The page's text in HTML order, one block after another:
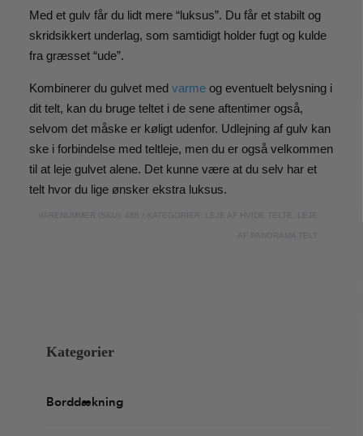
telt)
kr.
pr.
m2
antal
Med et gulv får du lidt mere “luksus”. Du får et stabilt og
skridsikkert underlag, som samtidigt holder fugt og kulde
fra græsset “ude”.
Kombinerer du gulvet med varmeog eventuelt belysning i
dit telt, kan du bruge teltet i de sene aftentimer også,
selvom det måske er køligt udenfor. Udlejning af gulv kan
ske i forbindelse med teltleje, men du er også velkommen
til at leje gulvet alene. Det kunne være at du selv har et
telt hvor du lige ønsker ekstra luksus.
VARENUMMER (SKU): 485 KATEGORIER: LEJE AF HVIDE TELTE LEJE
AF PANORAMA TELT
Kategorier
Borddækning